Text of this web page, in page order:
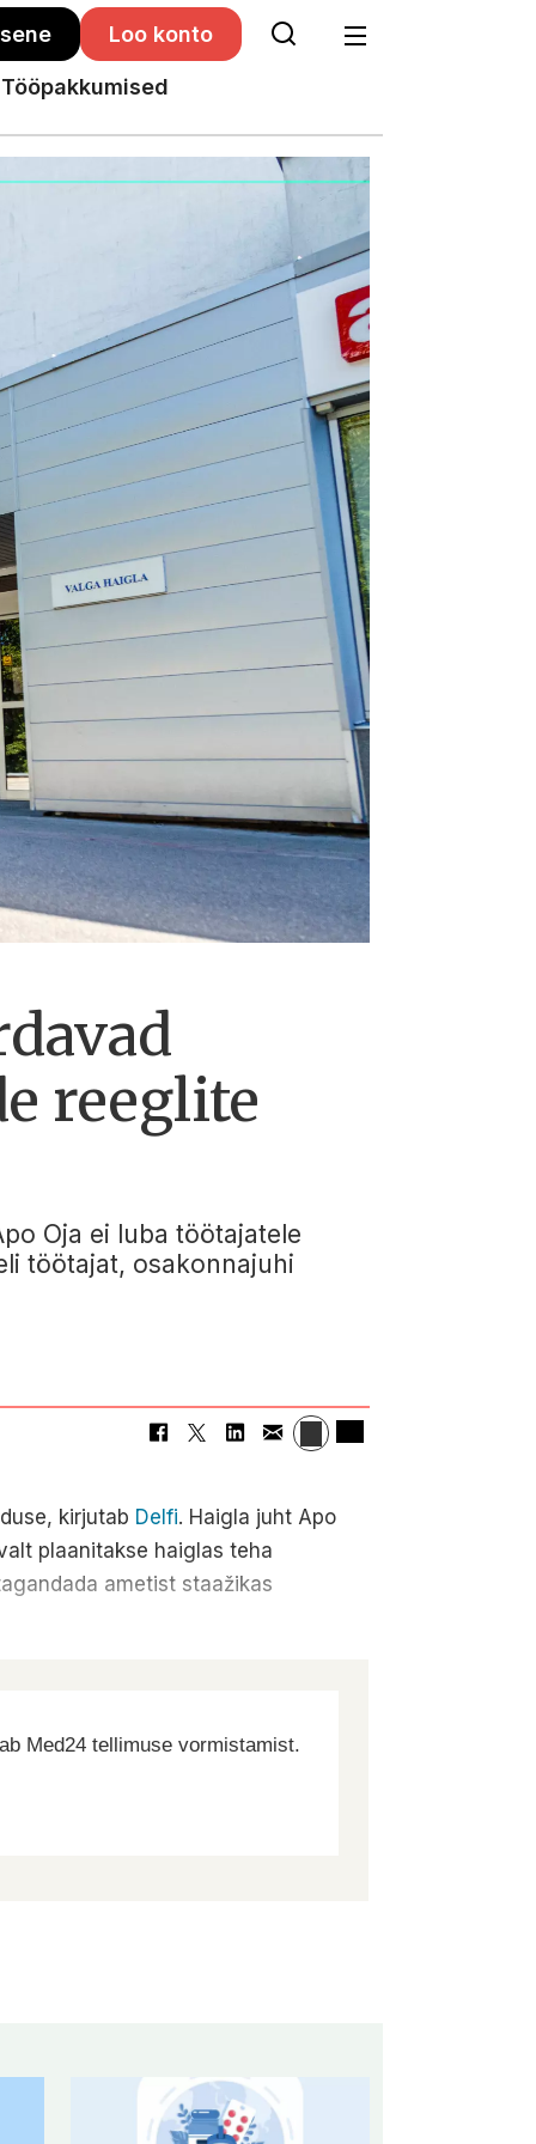
Loo konto
Tööpakkumised
reeglite
Oja ei luba töötajatele
töötajat, osakonnajuhi
kirjutab Delfi. Haigla juht Apo
plaanitakse haiglas teha
ametist staažikas
Med24 tellimuse vormistamist.